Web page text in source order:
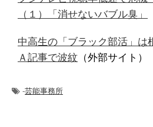
（１）「消せないバブル臭」
中高生の「ブラック部活」は
Ａ記事で波紋 （外部サイト）
-芸能事務所